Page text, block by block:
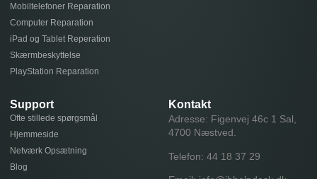
Mobiltelefoner Reparation
Computer Reparation
iPad og Tablet Reperation
Skærmbeskyttelse
PlayStation Reparation
Support
Ofte stillede spørgsmål
Hjemmeside
Netværk Opsætning
Blog
Kontakt
Adresse: Figenvej 46c 1 Sal,
4700 Næstved.
Telefon: 44 18 37 29